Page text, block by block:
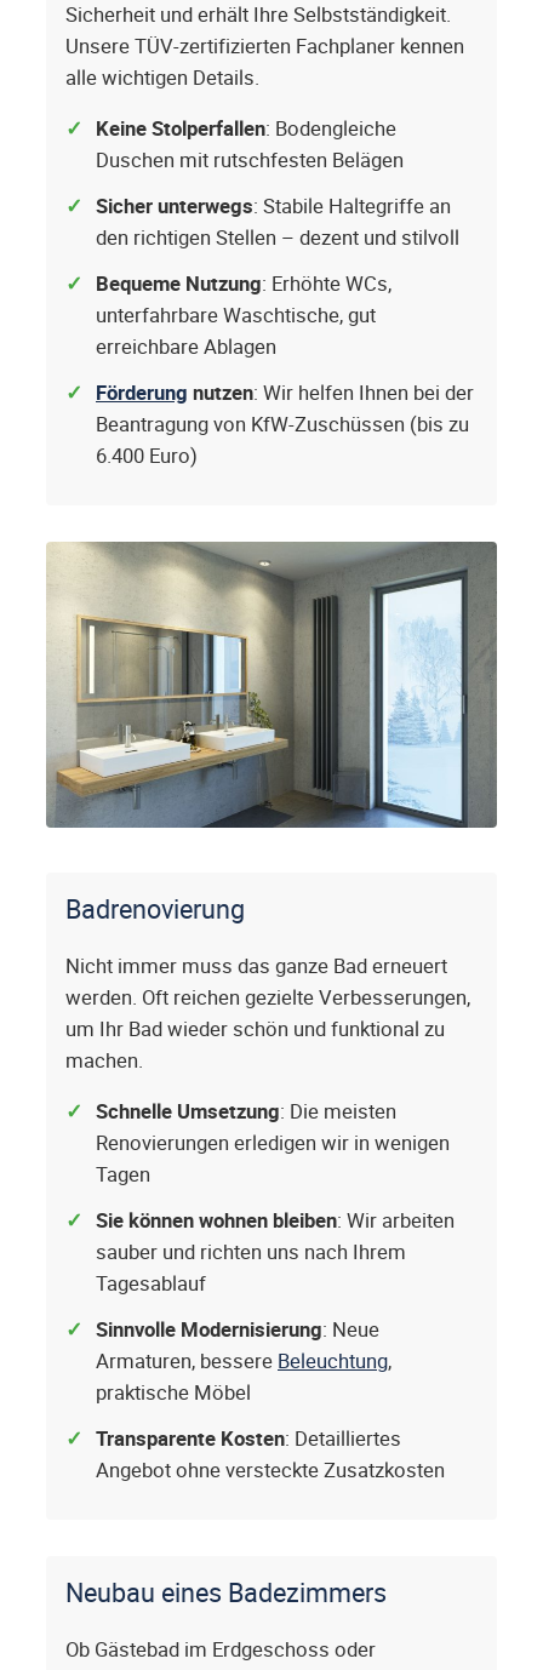
Sicherheit und erhält Ihre Selbstständigkeit.
Unsere TÜV-zertifizierten Fachplaner kennen
alle wichtigen Details.
Keine Stolperfallen: Bodengleiche
Duschen mit rutschfesten Belägen
Sicher unterwegs: Stabile Haltegriffe an
den richtigen Stellen – dezent und stilvoll
Bequeme Nutzung: Erhöhte WCs,
unterfahrbare Waschtische, gut
erreichbare Ablagen
Förderung nutzen: Wir helfen Ihnen bei der
Beantragung von KfW-Zuschüssen (bis zu
6.400 Euro)
Badrenovierung
Nicht immer muss das ganze Bad erneuert
werden. Oft reichen gezielte Verbesserungen,
um Ihr Bad wieder schön und funktional zu
machen.
Schnelle Umsetzung: Die meisten
Renovierungen erledigen wir in wenigen
Tagen
Sie können wohnen bleiben: Wir arbeiten
sauber und richten uns nach Ihrem
Tagesablauf
Sinnvolle Modernisierung: Neue
Armaturen, bessere Beleuchtung,
praktische Möbel
Transparente Kosten: Detailliertes
Angebot ohne versteckte Zusatzkosten
Neubau eines Badezimmers
Ob Gästebad im Erdgeschoss oder